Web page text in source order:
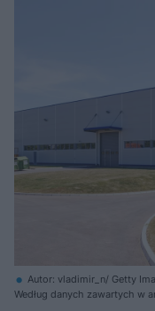
Autor: vladimir_n/ Getty
Według danych zawartych w